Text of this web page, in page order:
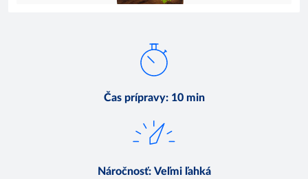
Čas prípravy: 10 min
Náročnosť: Veľmi ľahká